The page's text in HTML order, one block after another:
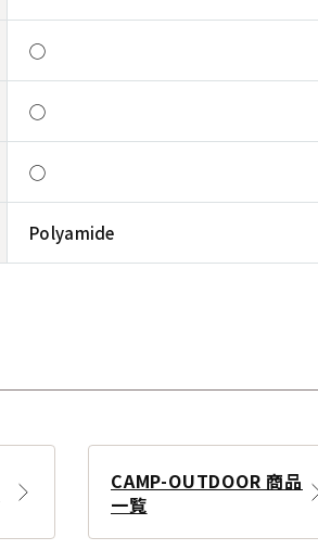
◯
◯
◯
Polyamide
CAMP-OUTDOOR 商品
一覧